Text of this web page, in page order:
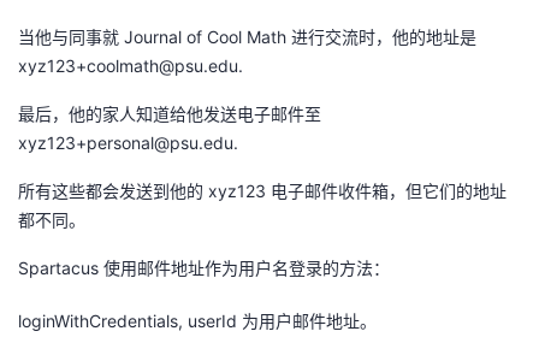
者
学
堂
我
支
持
的
我
当他与同事就 Journal of Cool Math 进行交流时，他的地址是
xyz123+coolmath@psu.edu.
最后，他的家人知道给他发送电子邮件至
xyz123+personal@psu.edu.
所有这些都会发送到他的 xyz123 电子邮件收件箱，但它们的地址
都不同。
Spartacus 使用邮件地址作为用户名登录的方法：
loginWithCredentials, userId 为用户邮件地址。